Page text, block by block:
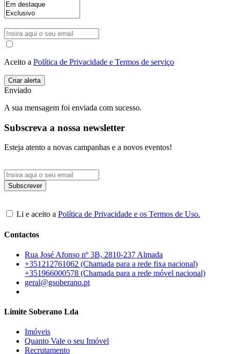
Aceito a Política de Privacidade e Termos de serviço
Enviado
A sua mensagem foi enviada com sucesso.
Subscreva a nossa newsletter
Esteja atento a novas campanhas e a novos eventos!
Li e aceito a Política de Privacidade e os Termos de Uso.
Contactos
Rua José Afonso nº 3B, 2810-237 Almada
+351212761062 (Chamada para a rede fixa nacional)
+351966000578 (Chamada para a rede móvel nacional)
geral@gsoberano.pt
Limite Soberano Lda
Imóveis
Quanto Vale o seu Imóvel
Recrutamento